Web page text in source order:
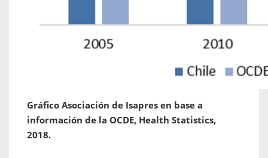
Gráfico Asociación de Isapres en base a
información de la OCDE, Health Statistics,
2018.